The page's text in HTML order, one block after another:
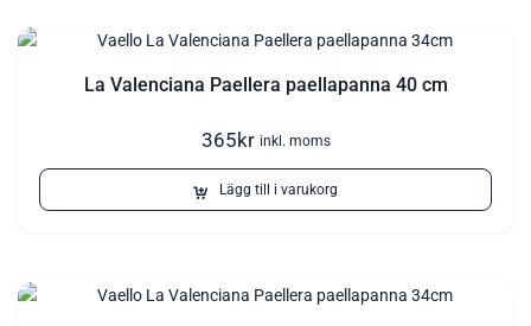
La Valenciana Paellera paellapanna 40 cm
365kr inkl. moms
Lägg till i varukorg